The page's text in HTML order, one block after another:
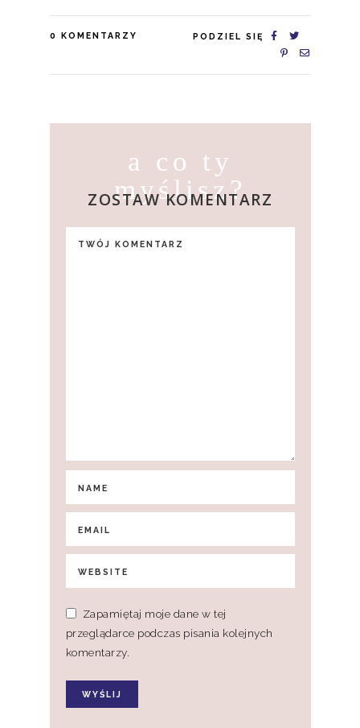
0 KOMENTARZY PODZIEL SIĘ
a co ty
myślisz?
ZOSTAW KOMENTARZ
Zapamiętaj moje dane w tej
przeglądarce podczas pisania kolejnych
komentarzy.